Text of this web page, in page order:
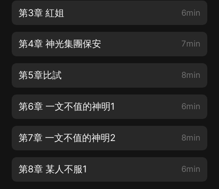
第3章 紅姐 6min
第4章 神光集團保安 7min
第5章比試 8min
第6章 一文不值的神明1 6min
第7章 一文不值的神明2 8min
第8章 某人不服1 6min